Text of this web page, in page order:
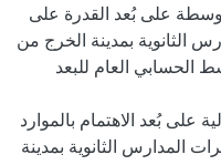
على بُعد القدرة على
الثانوية بمدينة الخرج من
الحسابي العام للبعد
على بُعد الاهتمام بالموارد
المدارس الثانوية بمدينة